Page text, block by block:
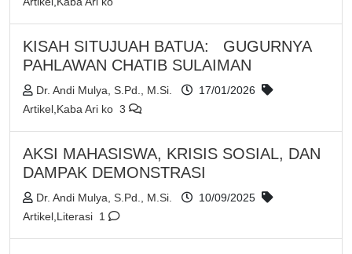
KISAH SITUJUAH BATUA: GUGURNYA
PAHLAWAN CHATIB SULAIMAN
Dr. Andi Mulya, S.Pd., M.Si.
17/01/2026
Artikel,Kaba Ari ko 3
AKSI MAHASISWA, KRISIS SOSIAL, DAN
DAMPAK DEMONSTRASI
Dr. Andi Mulya, S.Pd., M.Si.
10/09/2025
Artikel,Literasi 1